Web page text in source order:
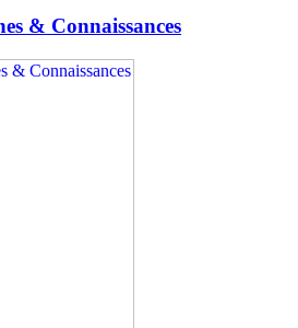
& Connaissances